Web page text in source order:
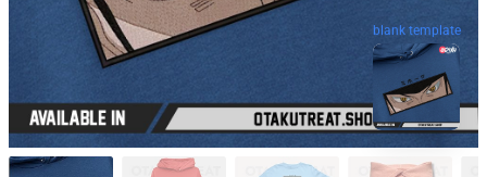
blank template